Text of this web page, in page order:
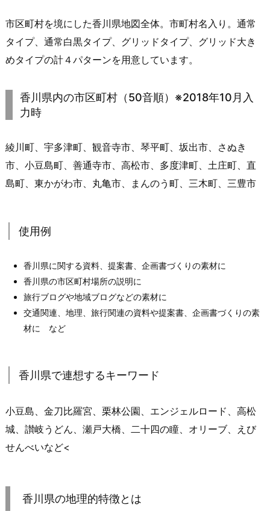
市区町村を境にした香川県地図全体。市町村名入り。通常
タイプ、通常白黒タイプ、グリッドタイプ、グリッド大き
めタイプの計４パターンを用意しています。
香川県内の市区町村（50音順）※2018年10月入
力時
綾川町、宇多津町、観音寺市、琴平町、坂出市、さぬき
市、小豆島町、善通寺市、高松市、多度津町、土庄町、直
島町、東かがわ市、丸亀市、まんのう町、三木町、三豊市
使用例
香川県に関する資料、提案書、企画書づくりの素材に
香川県の市区町村場所の説明に
旅行ブログや地域ブログなどの素材に
交通関連、地理、旅行関連の資料や提案書、企画書づくりの素
材に など
香川県で連想するキーワード
小豆島、金刀比羅宮、栗林公園、エンジェルロード、高松
城、讃岐うどん、瀬戸大橋、二十四の瞳、オリーブ、えび
せんべいなど<
香川県の地理的特徴とは